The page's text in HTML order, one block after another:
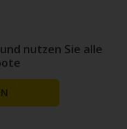
nutzen Sie alle